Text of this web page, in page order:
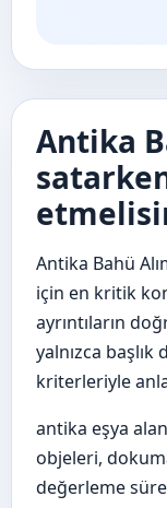
Antika
Antika Bahü
için en kritik
ayrıntıların
yalnızca
kriterleriyle
antika eşya
objeleri,
değerleme